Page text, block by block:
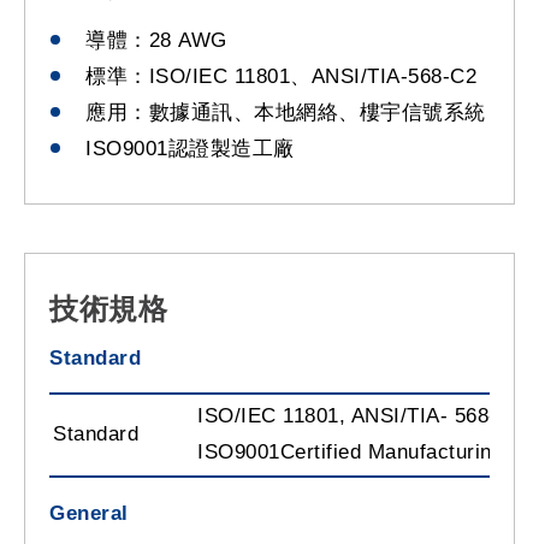
導體：28 AWG
標準：ISO/IEC 11801、ANSI/TIA-568-C2
應用：數據通訊、本地網絡、樓宇信號系統
ISO9001認證製造工廠
技術規格
Standard
Standard
ISO/IEC 11801, ANSI/TIA- 568-C2
ISO9001Certified Manufacturing
General